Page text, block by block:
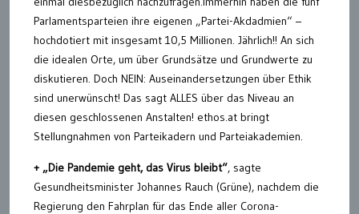
Parlamentsparteien ihre eigenen „Partei-Akdadmien“ –
hochdotiert mit insgesamt 10,5 Millionen. Jährlich!! An sich
die idealen Orte, um über Grundsätze und Grundwerte zu
diskutieren. Doch NEIN: Auseinandersetzungen über Ethik
sind unerwünscht! Das sagt ALLES über das Niveau an
diesen geschlossenen Anstalten! ethos.at bringt
Stellungnahmen von Parteikadern und Parteiakademien.
+ „Die Pandemie geht, das Virus bleibt“, sagte
Gesundheitsminister Johannes Rauch (Grüne), nachdem die
Regierung den Fahrplan für das Ende aller Corona-